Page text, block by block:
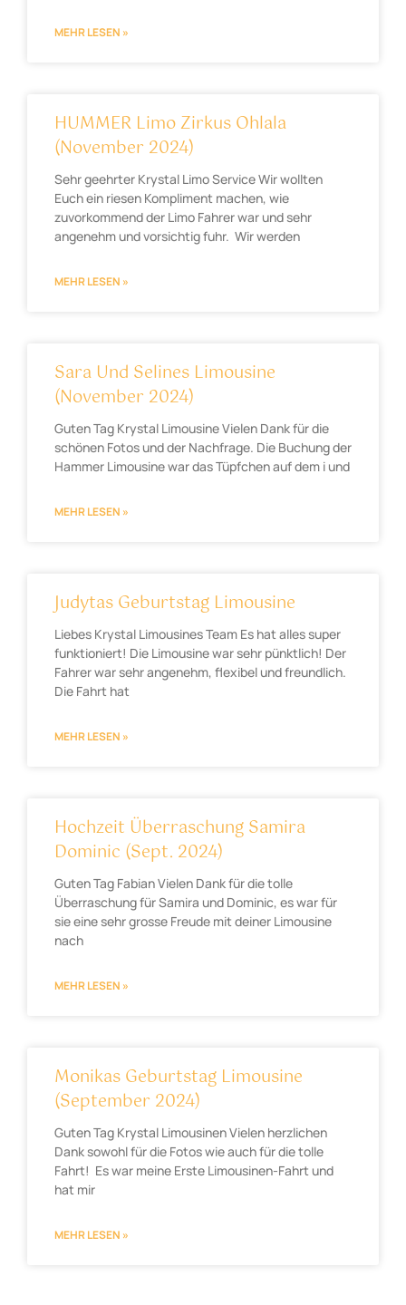
MEHR LESEN »
HUMMER Limo Zirkus Ohlala
(November 2024)
Sehr geehrter Krystal Limo Service Wir wollten
Euch ein riesen Kompliment machen, wie
zuvorkommend der Limo Fahrer war und sehr
angenehm und vorsichtig fuhr. Wir werden
MEHR LESEN »
Sara Und Selines Limousine
(November 2024)
Guten Tag Krystal Limousine Vielen Dank für die
schönen Fotos und der Nachfrage. Die Buchung der
Hammer Limousine war das Tüpfchen auf dem i und
MEHR LESEN »
Judytas Geburtstag Limousine
Liebes Krystal Limousines Team Es hat alles super
funktioniert! Die Limousine war sehr pünktlich! Der
Fahrer war sehr angenehm, flexibel und freundlich.
Die Fahrt hat
MEHR LESEN »
Hochzeit Überraschung Samira
Dominic (Sept. 2024)
Guten Tag Fabian Vielen Dank für die tolle
Überraschung für Samira und Dominic, es war für
sie eine sehr grosse Freude mit deiner Limousine
nach
MEHR LESEN »
Monikas Geburtstag Limousine
(September 2024)
Guten Tag Krystal Limousinen Vielen herzlichen
Dank sowohl für die Fotos wie auch für die tolle
Fahrt! Es war meine Erste Limousinen-Fahrt und
hat mir
MEHR LESEN »